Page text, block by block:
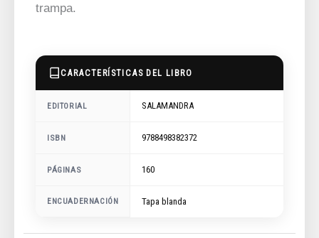
trampa.
CARACTERÍSTICAS DEL LIBRO
EDITORIAL SALAMANDRA
ISBN 9788498382372
PÁGINAS 160
ENCUADERNACIÓN Tapa blanda